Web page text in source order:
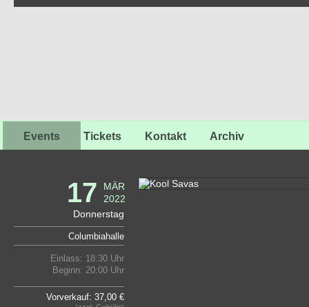
Events Tickets Kontakt Archiv
17
MÄR
2022
Donnerstag
Columbiahalle
Einlass: 18:30 Uhr
Beginn: 20:00 Uhr
Vorverkauf: 37,00 €